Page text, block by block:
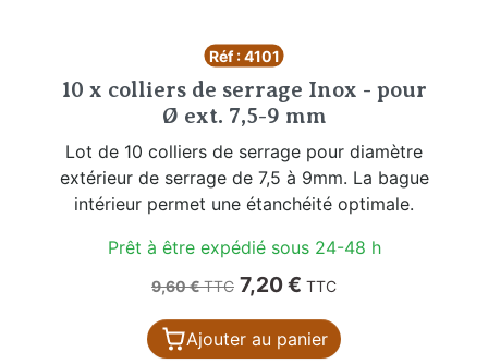
Réf : 4101
10 x colliers de serrage Inox - pour
Ø ext. 7,5-9 mm
Lot de 10 colliers de serrage pour diamètre
extérieur de serrage de 7,5 à 9mm. La bague
intérieur permet une étanchéité optimale.
Prêt à être expédié sous 24-48 h
Prix de base
9,60 €TTC Prix
7,20 € TTC
Ajouter au panier